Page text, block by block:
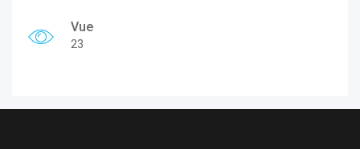
Vue
23